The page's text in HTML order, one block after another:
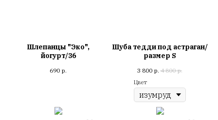
Шлепанцы "Эко",
йогурт/36
690 р.
Шуба тедди под астраган/
размер S
3 800 р. 4 800 р.
Цвет